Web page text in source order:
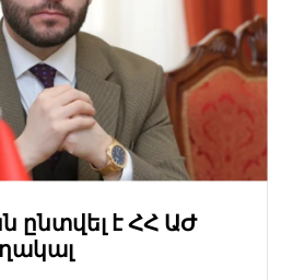
ընտվել է ՀՀ ԱԺ